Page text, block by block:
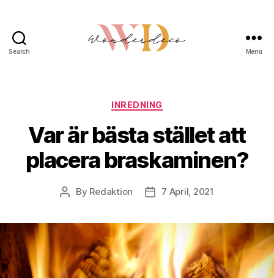
Search Menu
Categories
INREDNING
Var är bästa stället att
placera braskaminen?
Post
By Redaktion
Post7 April, 2021